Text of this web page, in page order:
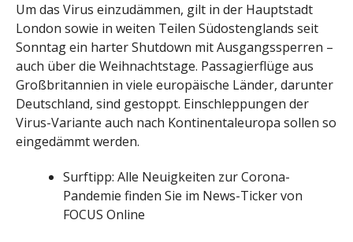
Um das Virus einzudämmen, gilt in der Hauptstadt
London sowie in weiten Teilen Südostenglands seit
Sonntag ein harter Shutdown mit Ausgangssperren –
auch über die Weihnachtstage. Passagierflüge aus
Großbritannien in viele europäische Länder, darunter
Deutschland, sind gestoppt. Einschleppungen der
Virus-Variante auch nach Kontinentaleuropa sollen so
eingedämmt werden.
Surftipp: Alle Neuigkeiten zur Corona-
Pandemie finden Sie im News-Ticker von
FOCUS Online